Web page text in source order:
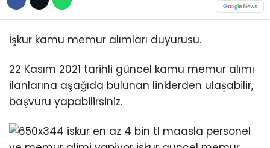
SİYASET
SAĞLIK
TEKNOLOJİ
İşkur kamu memur alımları duyurusu.
22 Kasım 2021 tarihli güncel kamu memur alımı
ilanlarına aşağıda bulunan linklerden ulaşabilir,
başvuru yapabilirsiniz.